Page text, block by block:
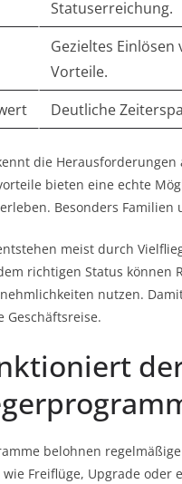
Statuserreichung.
Gezieltes
Vorteile.
Deutliche
die
bieten eine echte
Besonders
meist durch
richtigen Status können
nutzen.
Geschäftsreise.
belohnen
wie Freiflüge, Upgrade